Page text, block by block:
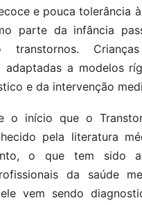
e pouca tolerância
parte da infância
transtornos.
adaptadas a modelos
e da intervenção
o início que o
pela literatura
o que tem sido
da saúde
vem sendo